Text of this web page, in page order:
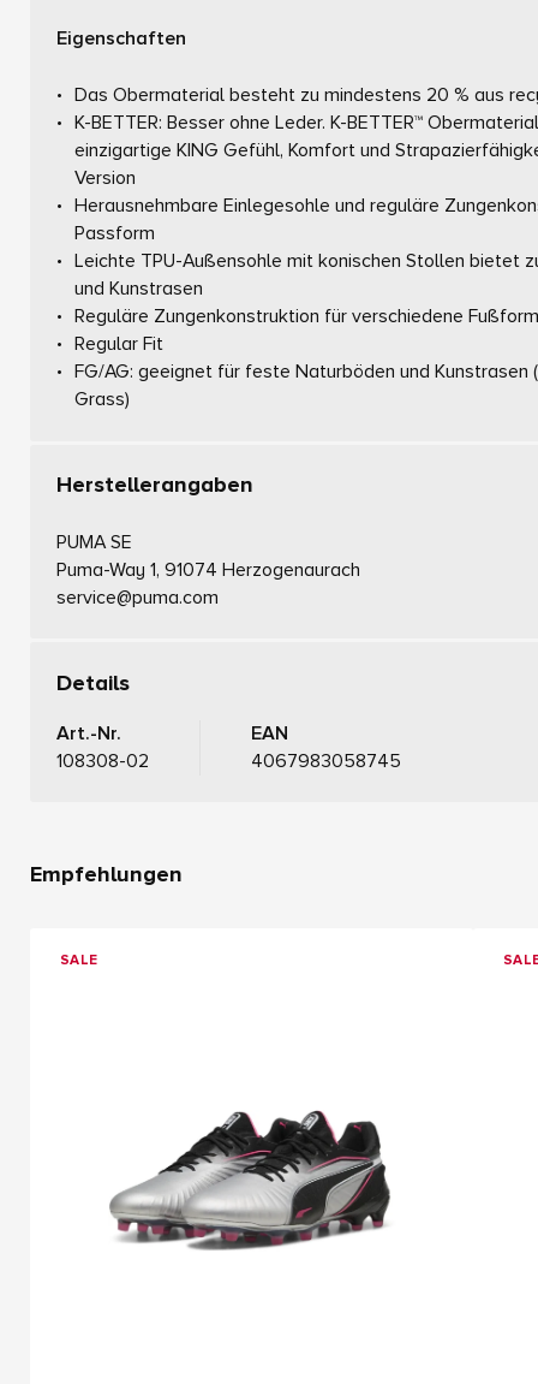
Eigenschaften
Das Obermaterial besteht zu mindestens 20 % aus
K-BETTER: Besser ohne Leder. K-BETTER™
einzigartige KING Gefühl, Komfort und
Version
Herausnehmbare Einlegesohle und reguläre
Passform
Leichte TPU-Außensohle mit konischen Stollen bietet
und Kunstrasen
Reguläre Zungenkonstruktion für verschiedene
Regular Fit
FG/AG: geeignet für feste Naturböden und
Grass)
Herstellerangaben
PUMA SE
Puma-Way 1, 91074 Herzogenaurach
service@puma.com
Details
Art.-Nr.
108308-02
EAN
4067983058745
Empfehlungen
SALE